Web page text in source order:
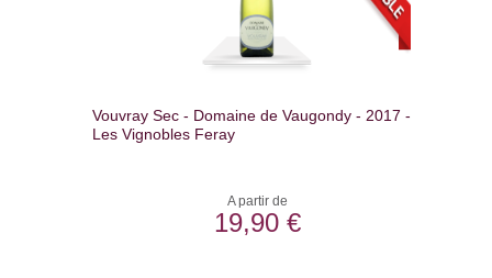
Vouvray Sec - Domaine de Vaugondy - 2017 -
Les Vignobles Feray
A partir de
19,90 €